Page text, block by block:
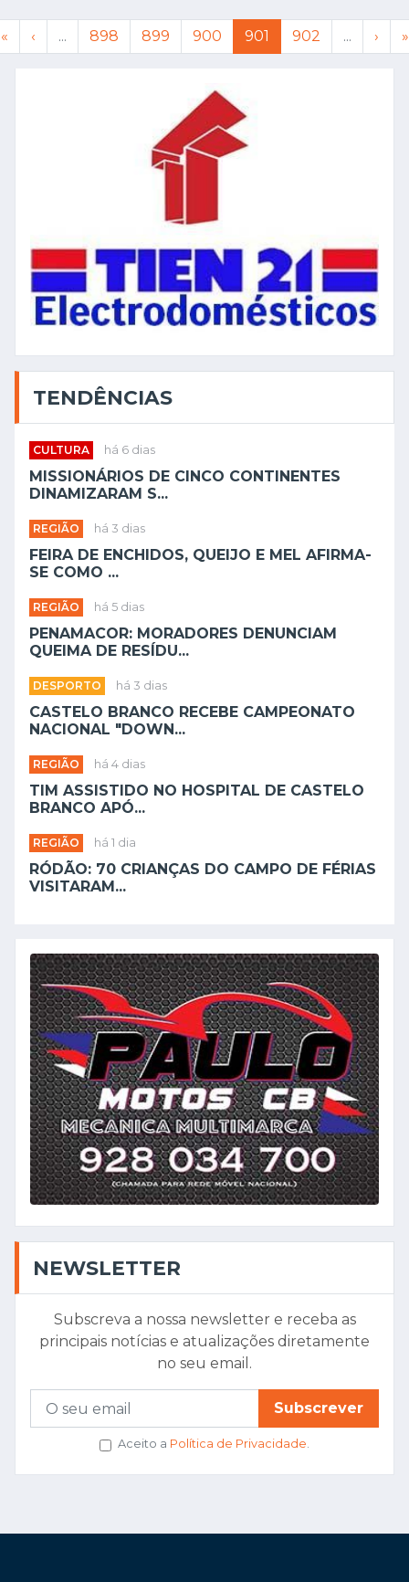
« ‹ ... 898 899 900 901 902 ... › »
TENDÊNCIAS
CULTURA há 6 dias
MISSIONÁRIOS DE CINCO CONTINENTES
DINAMIZARAM S...
REGIÃO há 3 dias
FEIRA DE ENCHIDOS, QUEIJO E MEL AFIRMA-
SE COMO ...
REGIÃO há 5 dias
PENAMACOR: MORADORES DENUNCIAM
QUEIMA DE RESÍDU...
DESPORTO há 3 dias
CASTELO BRANCO RECEBE CAMPEONATO
NACIONAL "DOWN...
REGIÃO há 4 dias
TIM ASSISTIDO NO HOSPITAL DE CASTELO
BRANCO APÓ...
REGIÃO há 1 dia
RÓDÃO: 70 CRIANÇAS DO CAMPO DE FÉRIAS
VISITARAM...
NEWSLETTER
Subscreva a nossa newsletter e receba as
principais notícias e atualizações diretamente
no seu email.
Subscrever
Aceito a Política de Privacidade.